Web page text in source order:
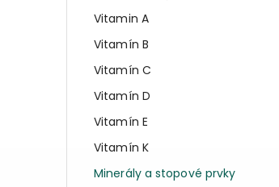
Vitamin A
Vitamín B
Vitamín C
Vitamín D
Vitamín E
Vitamín K
Minerály a stopové prvky